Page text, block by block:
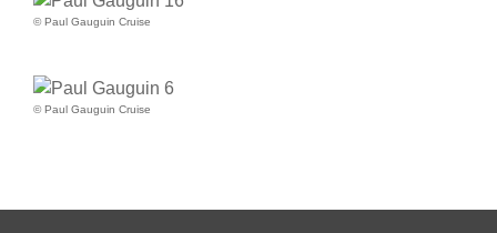
© Paul Gauguin Cruise
© Paul Gauguin Cruise